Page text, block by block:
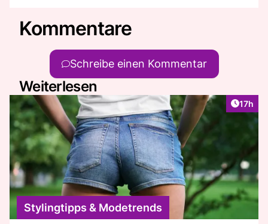
Kommentare
Schreibe einen Kommentar
Weiterlesen
Artikel
17h
Stylingtipps & Modetrends